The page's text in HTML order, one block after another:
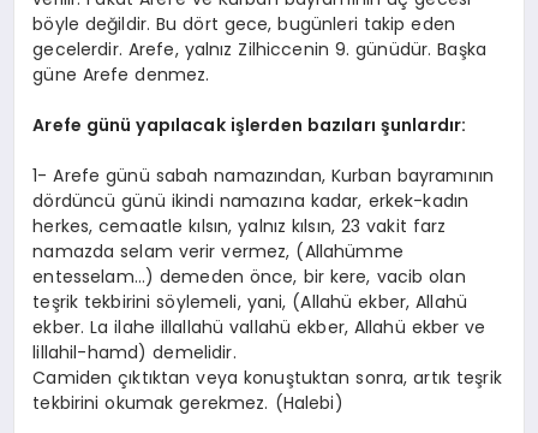
böyle değildir. Bu dört gece, bugünleri takip eden
gecelerdir. Arefe, yalnız Zilhiccenin 9. günüdür. Başka
güne Arefe denmez.
Arefe günü yapılacak işlerden bazıları şunlardır:
1- Arefe günü sabah namazından, Kurban bayramının
dördüncü günü ikindi namazına kadar, erkek-kadın
herkes, cemaatle kılsın, yalnız kılsın, 23 vakit farz
namazda selam verir vermez, (Allahümme
entesselam…) demeden önce, bir kere, vacib olan
teşrik tekbirini söylemeli, yani, (Allahü ekber, Allahü
ekber. La ilahe illallahü vallahü ekber, Allahü ekber ve
lillahil-hamd) demelidir.
Camiden çıktıktan veya konuştuktan sonra, artık teşrik
tekbirini okumak gerekmez. (Halebi)